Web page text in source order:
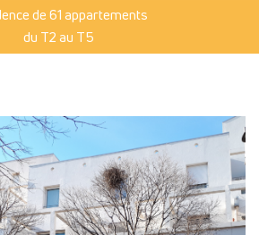
de 61 appartements
du T2 au T5